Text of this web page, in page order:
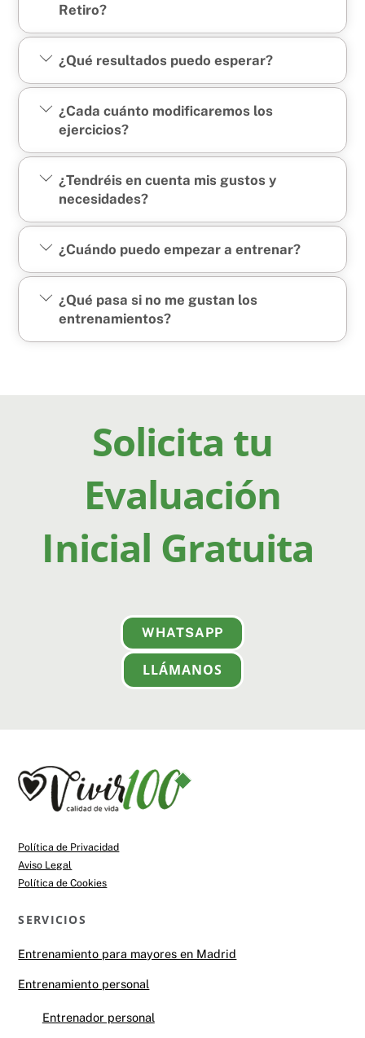
Retiro?
¿Qué resultados puedo esperar?
¿Cada cuánto modificaremos los
ejercicios?
¿Tendréis en cuenta mis gustos y
necesidades?
¿Cuándo puedo empezar a entrenar?
¿Qué pasa si no me gustan los
entrenamientos?
Solicita tu
Evaluación
Inicial Gratuita
WHATSAPP
LLÁMANOS
Back
To
Política de Privacidad
Aviso Legal
Política de Cookies
SERVICIOS
Entrenamiento para mayores en Madrid
Entrenamiento personal
Entrenador personal